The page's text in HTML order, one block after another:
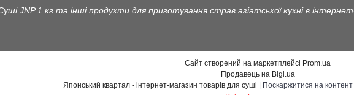
JNP 1 кг та інші продукти для приготування страв азіатської кухні в
Сайт створений на маркетплейсі Prom.ua
Продавець на Bigl.ua
Поскаржитися на контент